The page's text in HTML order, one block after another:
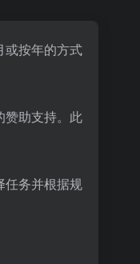
或按年的方式
赞助支持。此
任务并根据规